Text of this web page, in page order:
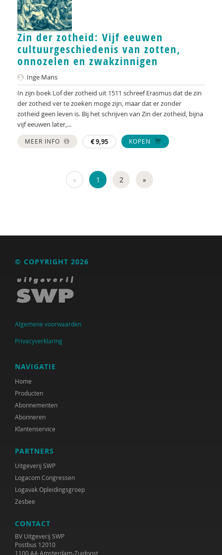
Zin der zotheid: Vijf eeuwen
cultuurgeschiedenis van zotten,
onnozelen en zwakzinnigen
Inge Mans
In zijn boek Lof der zotheid uit 1511 schreef Erasmus dat de zin
der zotheid ver te zoeken moge zijn, maar dat er zonder
zotheid geen leven is. Bij het schrijven van Zin der zotheid, bijna
vijf eeuwen later,...
MEER INFO €9,95 KOPEN
« 1 2 »
© COPYRIGHT 2026
Algemene voorwaarden
Privacyverklaring
NAVIGATIE
Home
Producten
Abonnementen
Abonneren
Klantenservice
PARTNERS
Uitgeverij SWP
Logacom Congressen
Logavak Opleidingsgroep
Zesbee
CONTACT
BV Uitgeverij SWP
Postbus 12010
1100 AA Amsterdam-Zuidoost